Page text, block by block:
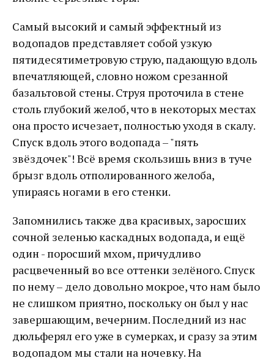
Самый высокий и самый эффектный из
водопадов представляет собой узкую
пятидесятиметровую струю, падающую вдоль
впечатляющей, словно ножом срезанной
базальтовой стены. Струя проточила в стене
столь глубокий желоб, что в некоторых местах
она просто исчезает, полностью уходя в скалу.
Спуск вдоль этого водопада – "пять
звёздочек"! Всё время скользишь вниз в туче
брызг вдоль отполированного желоба,
упираясь ногами в его стенки.
Запомнились также два красивых, заросших
сочной зеленью каскадных водопада, и ещё
один - поросший мхом, причудливо
расцвеченный во все оттенки зелёного. Спуск
по нему – дело довольно мокрое, что нам было
не слишком приятно, поскольку он был у нас
завершающим, вечерним. Последний из нас
дюльферял его уже в сумерках, и сразу за этим
водопадом мы стали на ночевку. На